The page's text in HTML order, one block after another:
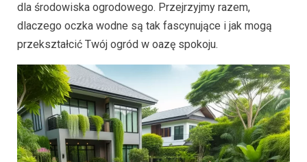
dla środowiska ogrodowego. Przejrzyjmy razem,
dlaczego oczka wodne są tak fascynujące i jak mogą
przekształcić Twój ogród w oazę spokoju.